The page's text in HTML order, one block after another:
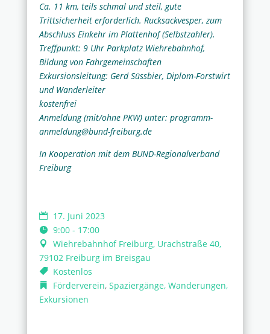
Ca. 11 km, teils schmal und steil, gute
Trittsicherheit erforderlich. Rucksackvesper, zum
Abschluss Einkehr im Plattenhof (Selbstzahler).
Treffpunkt: 9 Uhr Parkplatz Wiehrebahnhof,
Bildung von Fahrgemeinschaften
Exkursionsleitung: Gerd Süssbier, Diplom-Forstwirt
und Wanderleiter
kostenfrei
Anmeldung (mit/ohne PKW) unter: programm-
anmeldung@bund-freiburg.de
In Kooperation mit dem BUND-Regionalverband
Freiburg
17. Juni 2023
9:00 - 17:00
Wiehrebahnhof Freiburg, Urachstraße 40,
79102 Freiburg im Breisgau
Kostenlos
Förderverein, Spaziergänge, Wanderungen,
Exkursionen